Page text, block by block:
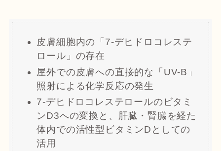
皮膚細胞内の「7-デヒドロコレステ
ロール」の存在
屋外での皮膚への直接的な「UV-B」
照射による化学反応の発生
7-デヒドロコレステロールのビタミ
ンD3への変換と、肝臓・腎臓を経た
体内での活性型ビタミンDとしての
活用